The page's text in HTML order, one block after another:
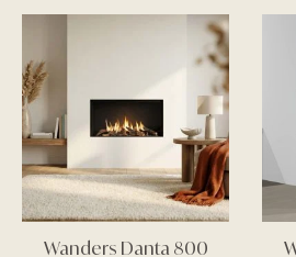
Wanders Danta 800